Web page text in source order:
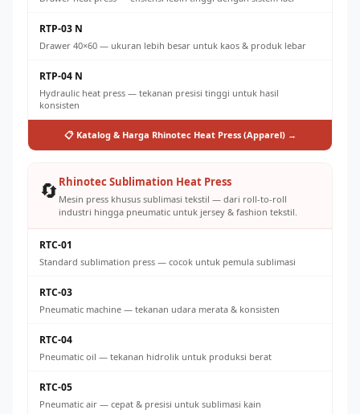
RTP-03 N
Drawer 40×60 — ukuran lebih besar untuk kaos & produk lebar
RTP-04 N
Hydraulic heat press — tekanan presisi tinggi untuk hasil
konsisten
📋 Katalog & Harga Rhinotec Heat Press (Apparel) →
🔄 Rhinotec Sublimation Heat Press
Mesin press khusus sublimasi tekstil — dari roll-to-roll
industri hingga pneumatic untuk jersey & fashion tekstil.
RTC-01
Standard sublimation press — cocok untuk pemula sublimasi
RTC-03
Pneumatic machine — tekanan udara merata & konsisten
RTC-04
Pneumatic oil — tekanan hidrolik untuk produksi berat
RTC-05
Pneumatic air — cepat & presisi untuk sublimasi kain